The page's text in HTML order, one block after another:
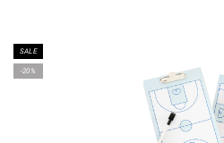
SALE
-20%